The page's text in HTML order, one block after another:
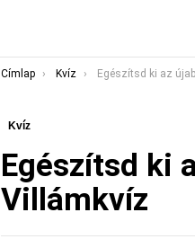
You are here:
Címlap Kvíz Egészítsd ki az újabb régi
Kvíz
Egészítsd ki
Villámkvíz